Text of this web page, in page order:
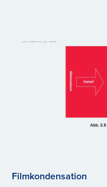
Filmkondensation